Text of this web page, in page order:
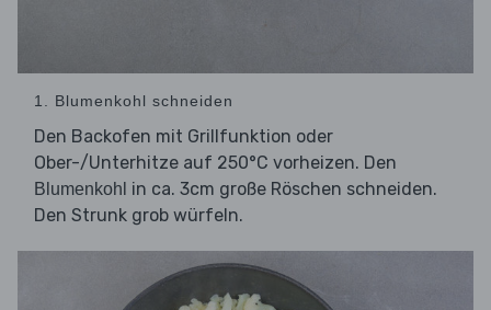
1. Blumenkohl schneiden
Den Backofen mit Grillfunktion oder
Ober-/Unterhitze auf 250°C vorheizen. Den
Blumenkohl in ca. 3cm große Röschen schneiden.
Den Strunk grob würfeln.